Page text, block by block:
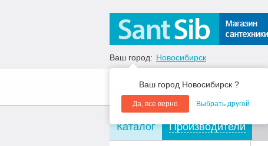
Ваш город: Новосибирск
Ваш город Новосибирск ?
Да, все верно Выбрать другой
О компании Акции
Каталог Производители